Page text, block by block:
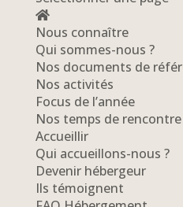
Nous connaître
Qui sommes-nous ?
Nos documents de
Nos activités
Focus de l’année
Nos temps de rencontre
Accueillir
Qui accueillons-nous ?
Devenir hébergeur
Ils témoignent